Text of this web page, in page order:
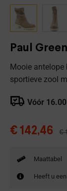
Paul
Mooie antelope
sportieve zool
Vóór
€ 142,46 €
Maattabel
Heeft u